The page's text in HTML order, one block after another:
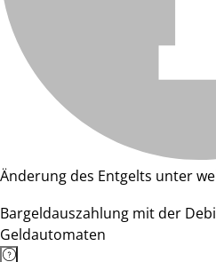
Änderung des Entgelts unter
Bargeldauszahlung mit der
Geldautomaten